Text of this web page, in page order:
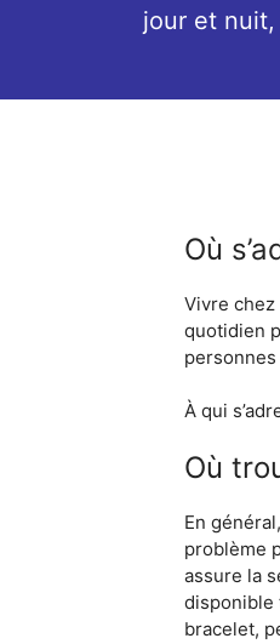
jour et nuit,
Où
Vivre
quotidien
À qui
Où
En
problème
assure la
disponible
bracelet,